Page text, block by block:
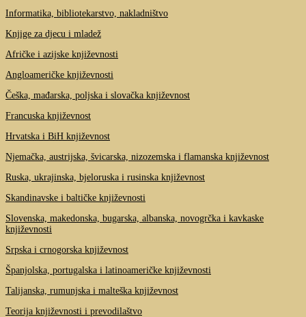
Informatika, bibliotekarstvo, nakladništvo
Knjige za djecu i mladež
Afričke i azijske književnosti
Angloameričke književnosti
Češka, mađarska, poljska i slovačka književnost
Francuska književnost
Hrvatska i BiH književnost
Njemačka, austrijska, švicarska, nizozemska i flamanska književnost
Ruska, ukrajinska, bjeloruska i rusinska književnost
Skandinavske i baltičke književnosti
Slovenska, makedonska, bugarska, albanska, novogrčka i kavkaske
književnosti
Srpska i crnogorska književnost
Španjolska, portugalska i latinoameričke književnosti
Talijanska, rumunjska i malteška književnost
Teorija književnosti i prevodilaštvo